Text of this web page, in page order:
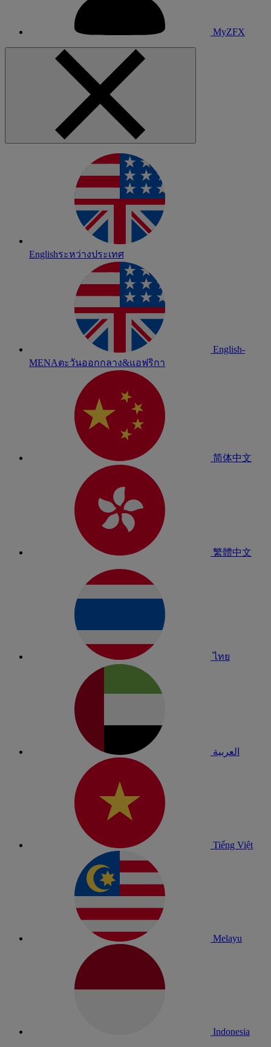
MyZFX
Englishระหว่างประเทศ
English-
MENAตะวันออกกลาง&แอฟริกา
简体中文
繁體中文
ไทย
العربية
Tiếng Việt
Melayu
Indonesia